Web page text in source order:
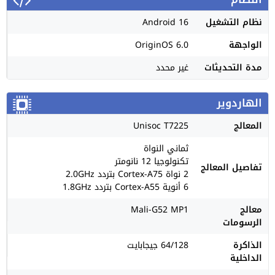
نظام التشغيل
Android 16
الواجهة
OriginOS 6.0
مدة التحديثات
غير محدد
الهاردوير
المعالج Unisoc T7225
تفاصيل المعالج
ثماني النواة
تكنولوجيا 12 نانومتر
2 نواة Cortex-A75 بتردد 2.0GHz
6 أنوية Cortex-A55 بتردد 1.8GHz
معالج
الرسومات
Mali-G52 MP1
الذاكرة
الداخلية
64/128 جيجابايت